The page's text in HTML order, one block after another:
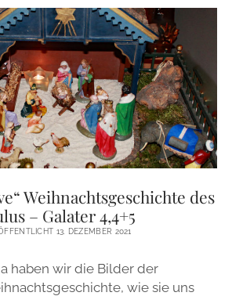
LIEDER
LITURGIEN
MEDITATIONEN
SONSTIGES
IMPRESSUM
instagram
email
Weihnachtsgeschichte des
– Galater 4,4+5
13. DEZEMBER 2021
haben wir die Bilder der
wie sie uns